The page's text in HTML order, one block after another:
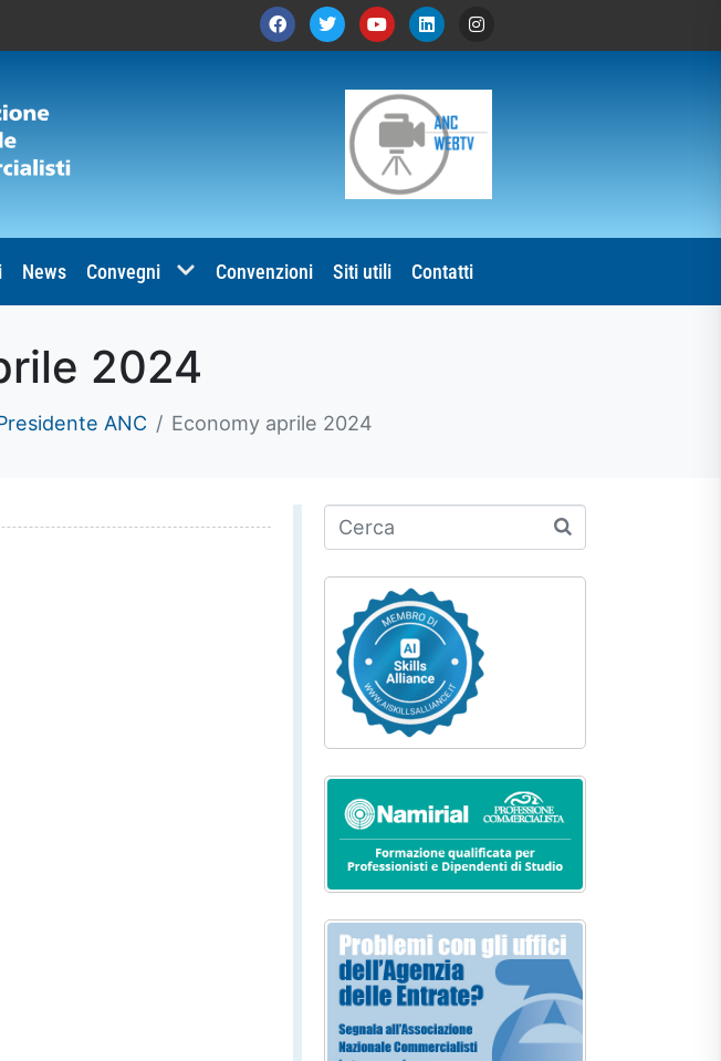
News Convegni Convenzioni Siti utili Contatti
2024
ANC Economy aprile 2024